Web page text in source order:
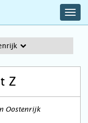
Z
Oostenrijk